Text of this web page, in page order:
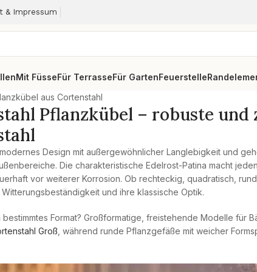
& Impressum
Mit FüsseFür TerrasseFür GartenFeuerstelle
aus Cortenstahl
Pflanzkübel – robuste und
Design mit außergewöhnlicher Langlebigkeit und
Die charakteristische Edelrost-Patina macht
vor weiterer Korrosion. Ob rechteckig, quadratisch,
und ihre klassische Optik.
bestimmtes Format? Großformatige, freistehende Modelle für
Groß , während runde Pflanzgefäße mit weicher